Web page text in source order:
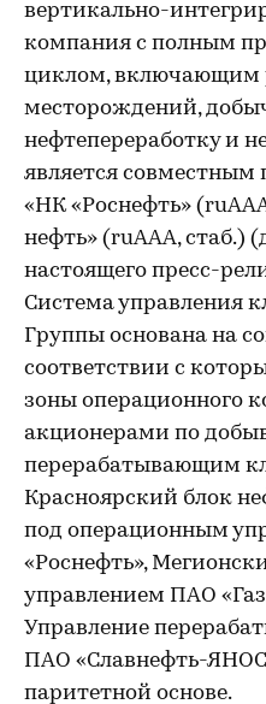
вертикально-
компания с полным
циклом, включающим
месторождений,
нефтепереработку и
является
«НК «Роснефть»
нефть» (ruAAA, стаб.)
настоящего пресс-
Система управления
Группы основана на
соответствии с
зоны операционного
акционерами по
перерабатывающим
Красноярский блок
под операционным
«Роснефть»,
управлением ПАО
Управление
ПАО «Славнефть-
паритетной основе.